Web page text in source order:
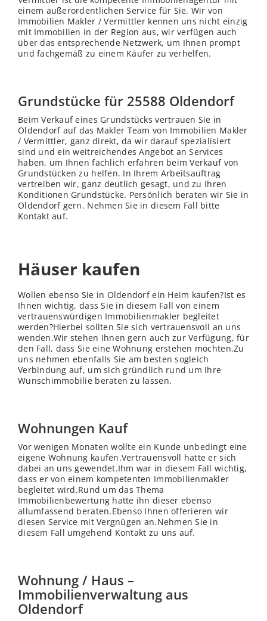
einem außerordentlichen Service für Sie. Wir von
Immobilien Makler / Vermittler kennen uns nicht einzig
mit Immobilien in der Region aus, wir verfügen auch
über das entsprechende Netzwerk, um Ihnen prompt
und fachgemäß zu einem Käufer zu verhelfen.
Grundstücke für 25588 Oldendorf
Beim Verkauf eines Grundstücks vertrauen Sie in
Oldendorf auf das Makler Team von Immobilien Makler
/ Vermittler, ganz direkt, da wir darauf spezialisiert
sind und ein weitreichendes Angebot an Services
haben, um Ihnen fachlich erfahren beim Verkauf von
Grundstücken zu helfen. In Ihrem Arbeitsauftrag
vertreiben wir, ganz deutlich gesagt, und zu Ihren
Konditionen Grundstücke. Persönlich beraten wir Sie in
Oldendorf gern. Nehmen Sie in diesem Fall bitte
Kontakt auf.
Häuser kaufen
Wollen ebenso Sie in Oldendorf ein Heim kaufen?Ist es
Ihnen wichtig, dass Sie in diesem Fall von einem
vertrauenswürdigen Immobilienmakler begleitet
werden?Hierbei sollten Sie sich vertrauensvoll an uns
wenden.Wir stehen Ihnen gern auch zur Verfügung, für
den Fall, dass Sie eine Wohnung erstehen möchten.Zu
uns nehmen ebenfalls Sie am besten sogleich
Verbindung auf, um sich gründlich rund um Ihre
Wunschimmobilie beraten zu lassen.
Wohnungen Kauf
Vor wenigen Monaten wollte ein Kunde unbedingt eine
eigene Wohnung kaufen.Vertrauensvoll hatte er sich
dabei an uns gewendet.Ihm war in diesem Fall wichtig,
dass er von einem kompetenten Immobilienmakler
begleitet wird.Rund um das Thema
Immobilienbewertung hatte ihn dieser ebenso
allumfassend beraten.Ebenso Ihnen offerieren wir
diesen Service mit Vergnügen an.Nehmen Sie in
diesem Fall umgehend Kontakt zu uns auf.
Wohnung / Haus –
Immobilienverwaltung aus
Oldendorf